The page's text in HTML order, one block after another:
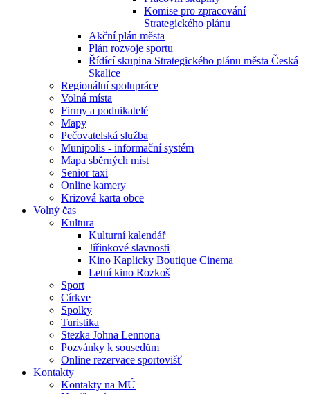
Komise pro zpracování
Strategického plánu
Akční plán města
Plán rozvoje sportu
Řídící skupina Strategického plánu města Česká
Skalice
Regionální spolupráce
Volná místa
Firmy a podnikatelé
Mapy
Pečovatelská služba
Munipolis - informační systém
Mapa sběrných míst
Senior taxi
Online kamery
Krizová karta obce
Volný čas
Kultura
Kulturní kalendář
Jiřinkové slavnosti
Kino Kaplicky Boutique Cinema
Letní kino Rozkoš
Sport
Církve
Spolky
Turistika
Stezka Johna Lennona
Pozvánky k sousedům
Online rezervace sportovišť
Kontakty
Kontakty na MÚ